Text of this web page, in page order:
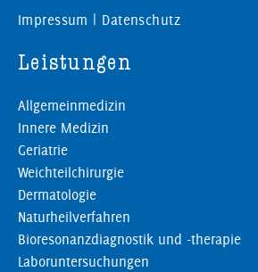
Impressum | Datenschutz
Leistungen
Allgemeinmedizin
Innere Medizin
Geriatrie
Weichteilchirurgie
Dermatologie
Naturheilverfahren
Bioresonanzdiagnostik und -therapie
Laboruntersuchungen